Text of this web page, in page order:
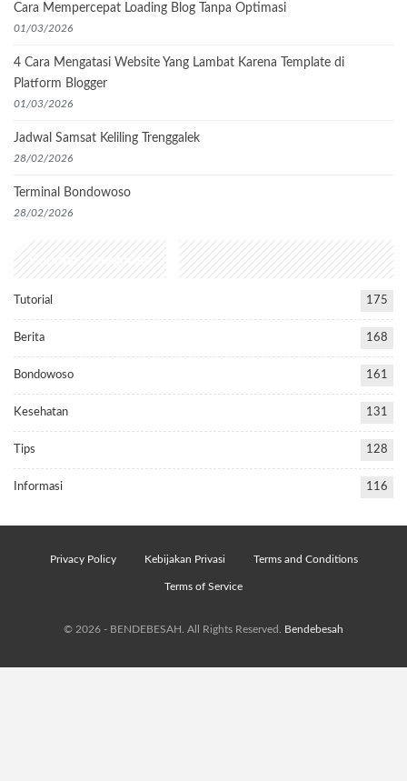
Cara Mempercepat Loading Blog Tanpa Optimasi
01/03/2026
4 Cara Mengatasi Website Yang Lambat Karena Template di
Platform Blogger
01/03/2026
Jadwal Samsat Keliling Trenggalek
28/02/2026
Terminal Bondowoso
28/02/2026
Popular Categories
Tutorial 175
Berita 168
Bondowoso 161
Kesehatan 131
Tips 128
Informasi 116
Privacy Policy Kebijakan Privasi Terms and Conditions
Terms of Service
© 2026 - BENDEBESAH. All Rights Reserved. Bendebesah